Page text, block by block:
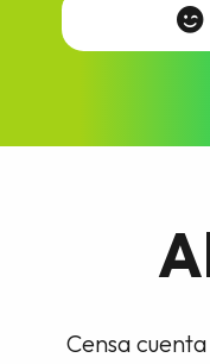
Censa